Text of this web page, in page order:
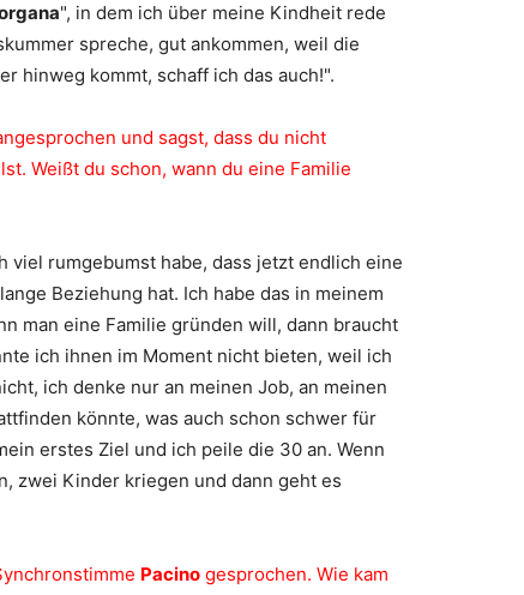
", in dem ich über meine Kindheit rede
spreche, gut ankommen, weil die
hinweg kommt, schaff ich das auch!".
und sagst, dass du nicht
Weißt du schon, wann du eine Familie
rumgebumst habe, dass jetzt endlich eine
Beziehung hat. Ich habe das in meinem
man eine Familie gründen will, dann braucht
ich ihnen im Moment nicht bieten, weil ich
ich denke nur an meinen Job, an meinen
könnte, was auch schon schwer für
erstes Ziel und ich peile die 30 an. Wenn
zwei Kinder kriegen und dann geht es
Pacino gesprochen. Wie kam